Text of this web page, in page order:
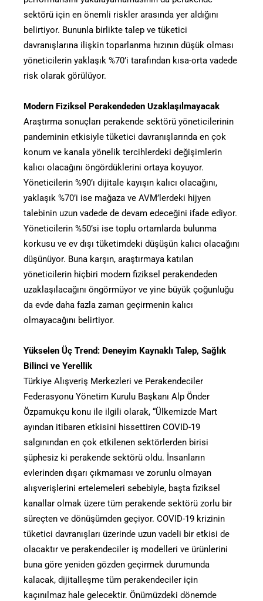
sektörü için en önemli riskler arasında yer aldığını
belirtiyor. Bununla birlikte talep ve tüketici
davranışlarına ilişkin toparlanma hızının düşük olması
yöneticilerin yaklaşık %70’i tarafından kısa-orta vadede
risk olarak görülüyor.
Modern Fiziksel Perakendeden Uzaklaşılmayacak
Araştırma sonuçları perakende sektörü yöneticilerinin
pandeminin etkisiyle tüketici davranışlarında en çok
konum ve kanala yönelik tercihlerdeki değişimlerin
kalıcı olacağını öngördüklerini ortaya koyuyor.
Yöneticilerin %90’ı dijitale kayışın kalıcı olacağını,
yaklaşık %70’i ise mağaza ve AVM’lerdeki hijyen
talebinin uzun vadede de devam edeceğini ifade ediyor.
Yöneticilerin %50’si ise toplu ortamlarda bulunma
korkusu ve ev dışı tüketimdeki düşüşün kalıcı olacağını
düşünüyor. Buna karşın, araştırmaya katılan
yöneticilerin hiçbiri modern fiziksel perakendeden
uzaklaşılacağını öngörmüyor ve yine büyük çoğunluğu
da evde daha fazla zaman geçirmenin kalıcı
olmayacağını belirtiyor.
Yükselen Üç Trend: Deneyim Kaynaklı Talep, Sağlık
Bilinci ve Yerellik
Türkiye Alışveriş Merkezleri ve Perakendeciler
Federasyonu Yönetim Kurulu Başkanı Alp Önder
Özpamukçu konu ile ilgili olarak, “Ülkemizde Mart
ayından itibaren etkisini hissettiren COVID-19
salgınından en çok etkilenen sektörlerden birisi
şüphesiz ki perakende sektörü oldu. İnsanların
evlerinden dışarı çıkmaması ve zorunlu olmayan
alışverişlerini ertelemeleri sebebiyle, başta fiziksel
kanallar olmak üzere tüm perakende sektörü zorlu bir
süreçten ve dönüşümden geçiyor. COVID-19 krizinin
tüketici davranışları üzerinde uzun vadeli bir etkisi de
olacaktır ve perakendeciler iş modelleri ve ürünlerini
buna göre yeniden gözden geçirmek durumunda
kalacak, dijitalleşme tüm perakendeciler için
kaçınılmaz hale gelecektir. Önümüzdeki dönemde